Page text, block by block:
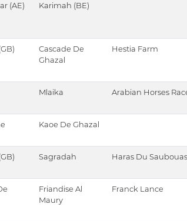
(AE) Karimah (BE)
Cascade De
Ghazal
Hestia Farm
Mlaika Arabian Horses
Kaoe De Ghazal
Sagradah Haras Du Saubouas
Friandise Al
Maury
Franck Lance